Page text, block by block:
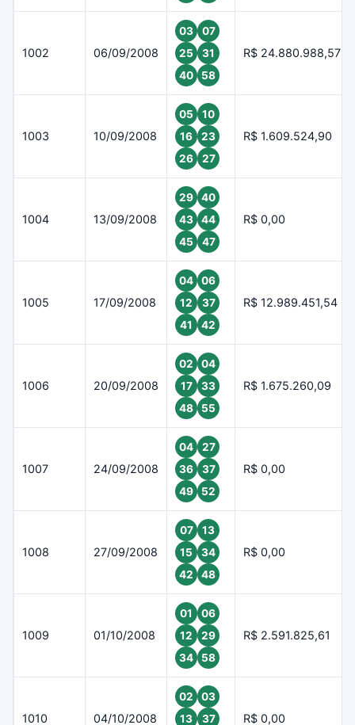
1002 06/09/2008
03
07
25
31
40
58
R$ 24.880.988,57
1003 10/09/2008
05
10
16
23
26
27
R$ 1.609.524,90
1004 13/09/2008
29
40
43
44
45
47
R$ 0,00
1005 17/09/2008
04
06
12
37
41
42
R$ 12.989.451,54
1006 20/09/2008
02
04
17
33
48
55
R$ 1.675.260,09
1007 24/09/2008
04
27
36
37
49
52
R$ 0,00
1008 27/09/2008
07
13
15
34
42
48
R$ 0,00
1009 01/10/2008
01
06
12
29
34
58
R$ 2.591.825,61
1010 04/10/2008
02
03
13
37 R$ 0,00